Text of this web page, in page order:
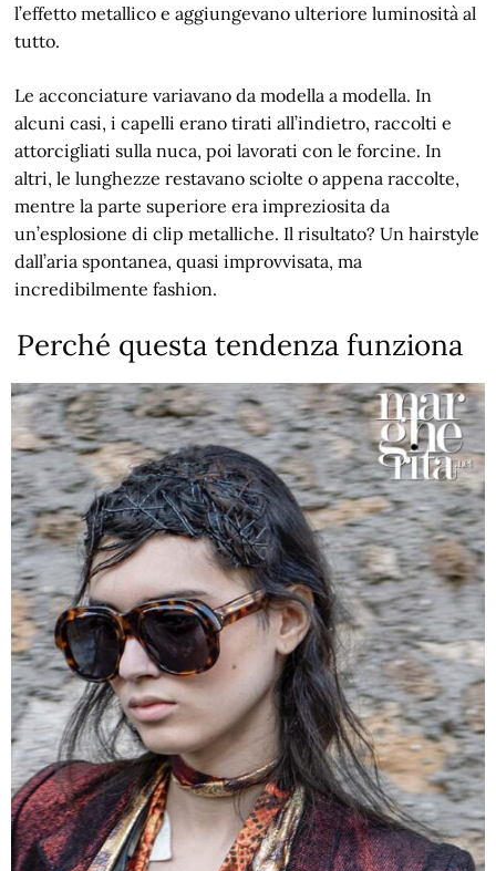
l’effetto metallico e aggiungevano ulteriore luminosità al
tutto.
Le acconciature variavano da modella a modella. In
alcuni casi, i capelli erano tirati all’indietro, raccolti e
attorcigliati sulla nuca, poi lavorati con le forcine. In
altri, le lunghezze restavano sciolte o appena raccolte,
mentre la parte superiore era impreziosita da
un’esplosione di clip metalliche. Il risultato? Un hairstyle
dall’aria spontanea, quasi improvvisata, ma
incredibilmente fashion.
Perché questa tendenza funziona